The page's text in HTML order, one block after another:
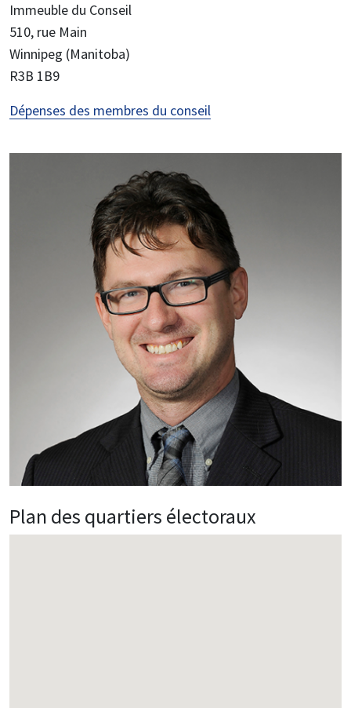
Immeuble du Conseil
510, rue Main
Winnipeg (Manitoba)
R3B 1B9
Dépenses des membres du conseil
Plan des quartiers électoraux